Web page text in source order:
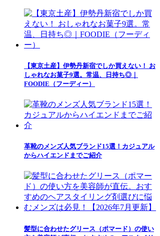
【東京土産】伊勢丹新宿でしか買えない！ お
しゃれなお菓子9選。常温、日持ち◎｜
FOODIE（フーディー）
革靴のメンズ人気ブランド15選！カジュアル
からハイエンドまでご紹介
髪型に合わせたグリース（ポマード）の使い